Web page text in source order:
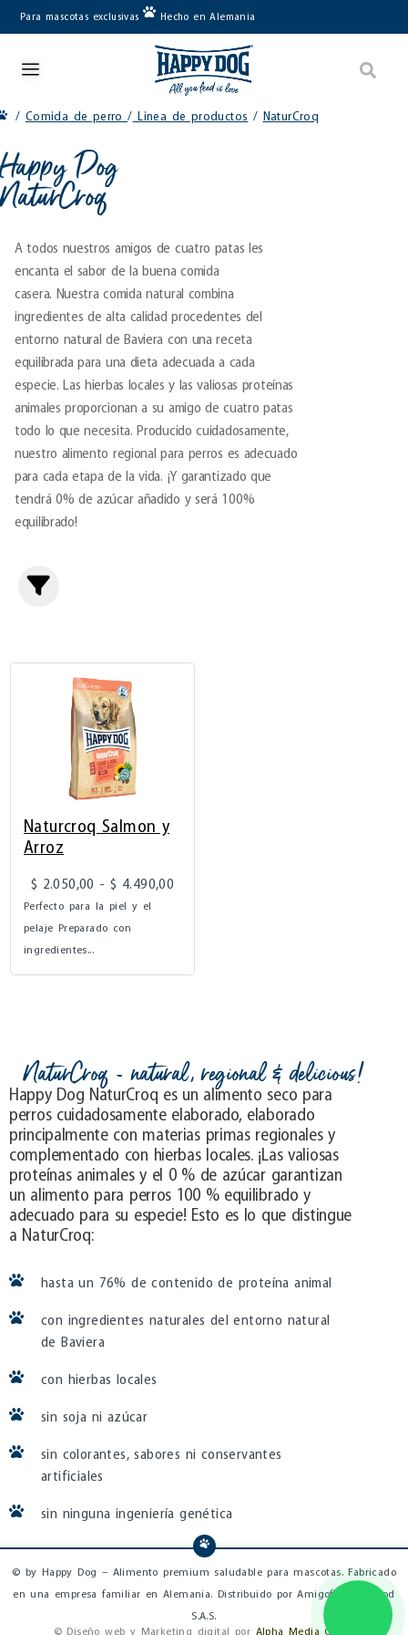
Para mascotas exclusivas Hecho en Alemania
/ Comida de perro/ Linea de productos / NaturCroq
Happy Dog
NaturCroq
A todos nuestros amigos de cuatro patas les
encanta el sabor de la buena comida
casera. Nuestra comida natural combina
ingredientes de alta calidad procedentes del
entorno natural de Baviera con una receta
equilibrada para una dieta adecuada a cada
especie. Las hierbas locales y las valiosas proteínas
animales proporcionan a su amigo de cuatro patas
todo lo que necesita. Producido cuidadosamente,
nuestro alimento regional para perros es adecuado
para cada etapa de la vida. ¡Y garantizado que
tendrá 0% de azúcar añadido y será 100%
equilibrado!
Naturcroq Salmon y
Arroz
$ 2.050,00 - $ 4.490,00
Perfecto para la piel y el
pelaje Preparado con
ingredientes...
NaturCroq - natural, regional & delicious!
Happy Dog NaturCroq es un alimento seco para
perros cuidadosamente elaborado, elaborado
principalmente con materias primas regionales y
complementado con hierbas locales. ¡Las valiosas
proteínas animales y el 0 % de azúcar garantizan
un alimento para perros 100 % equilibrado y
adecuado para su especie! Esto es lo que distingue
a NaturCroq:
hasta un 76% de contenido de proteína animal
con ingredientes naturales del entorno natural
de Baviera
con hierbas locales
sin soja ni azúcar
sin colorantes, sabores ni conservantes
artificiales
sin ninguna ingeniería genética
© by Happy Dog – Alimento premium saludable para mascotas. Fabricado
en una empresa familiar en Alemania. Distribuido por Amigofiel Pet Food
S.A.S.
© Diseño web y Marketing digital por Alpha Media Group